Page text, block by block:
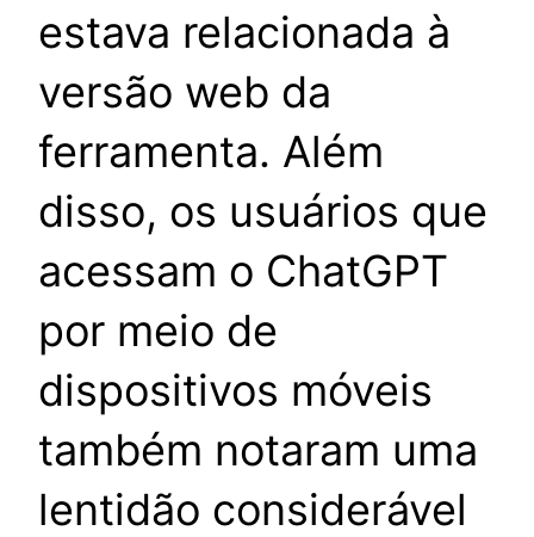
estava relacionada à
versão web da
ferramenta. Além
disso, os usuários que
acessam o ChatGPT
por meio de
dispositivos móveis
também notaram uma
lentidão considerável